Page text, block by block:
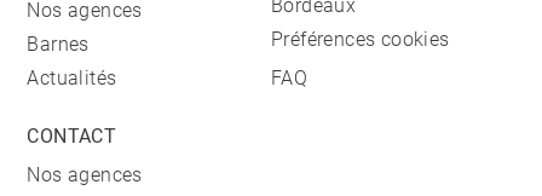
Nos agences
Barnes
Actualités
Bordeaux
Préférences cookies
FAQ
CONTACT
Nos agences